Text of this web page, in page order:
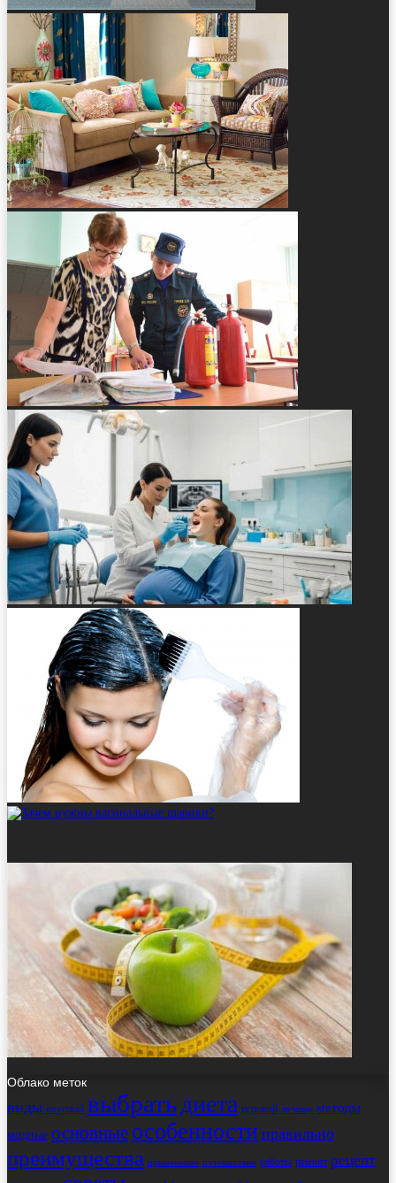
Облако меток
виды вкусный выбратьдиета игровой лучшие методы
модные основные особенности правильно
преимущества применение путешествие работы ремонт рецепт